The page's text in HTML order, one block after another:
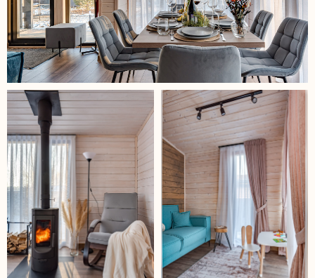
+7 (964) 772-62-35
Мы в социальных сетях:
Звоните нам по любым вопросам: